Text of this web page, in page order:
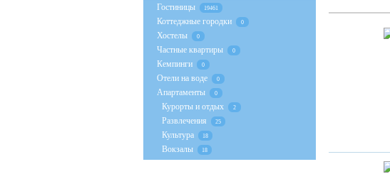
Гостиницы 19461
Коттеджные городки 0
Хостелы 0
Частные квартиры 0
Кемпинги 0
Отели на воде 0
Апартаменты 0
Курорты и отдых 2
Развлечения 25
Культура 18
Вокзалы 18